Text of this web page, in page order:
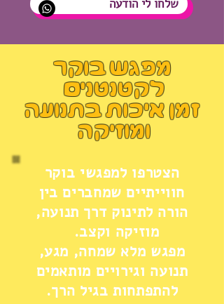
שלחו לי הודעה
מפגש בוקר
לקטנטנים
זמן איכות בתנועה
ומוזיקה
הצטרפו למפגשי בוקר
חווייתיים שמחברים בין
הורה לתינוק דרך תנועה,
מוזיקה וקצב.
מפגש מלא שמחה, מגע,
תנועה וגירויים מותאמים
להתפתחות בגיל הרך.